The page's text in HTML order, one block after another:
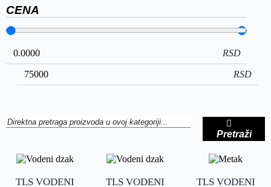
CENA
RSD
RSD
Pretraži
TLS VODENI
TLS VODENI
TLS VODENI